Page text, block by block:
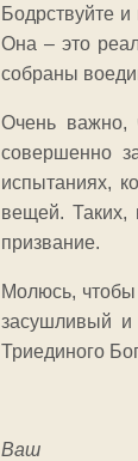
Бодрствуйте
Она – это
собраны
Очень важно,
совершенно
испытаниях,
вещей. Таких,
призвание.
Молюсь,
засушливый
Триединого
Ваш